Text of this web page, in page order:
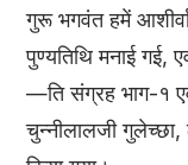
गुरू भगवंत हमें
पुण्यतिथि मनाई गई,
—ति संग्रह भाग-१
चुन्नीलालजी गुलेच्छा,